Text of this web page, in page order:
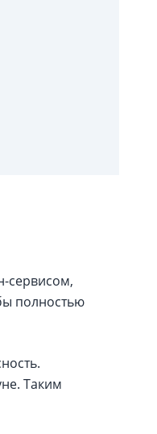
сервисом,
полностью
Таким